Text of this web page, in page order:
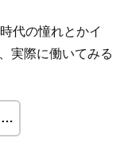
代の憧れとかイ
実際に働いてみる
…